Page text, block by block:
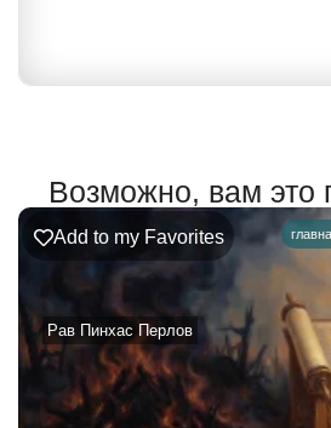
Возможно, вам это
Рав Пинхас Перлов
Add to my Favorites